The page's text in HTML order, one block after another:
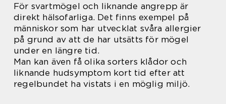
För svartmögel och liknande angrepp är
direkt hälsofarliga. Det finns exempel på
människor som har utvecklat svåra allergier
på grund av att de har utsätts för mögel
under en längre tid.
Man kan även få olika sorters klådor och
liknande hudsymptom kort tid efter att
regelbundet ha vistats i en möglig miljö.